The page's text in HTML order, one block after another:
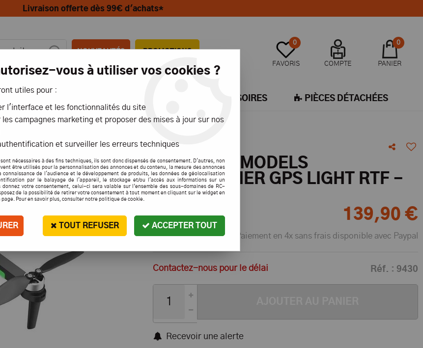
Livraison offerte dès 99€ d'achats*
NOUVEAUTÉS PROMOTIONS
0
FAVORIS COMPTE
0
PANIER
ACCESSOIRES PIÈCES DÉTACHÉES
RTF - 9430
Df-models
DRONE DF MODELS
SKYWATCHER GPS LIGHT RTF -
9430
139,90 €
Paiement en 4x sans frais disponible avec Paypal
Contactez-nous pour le délai Réf. : 9430
Recevoir une alerte
vous à utiliser vos cookies ?
utiles pour :
l'interface et les fonctionnalités du site
les campagnes marketing et proposer des mises à jour sur nos
et surveiller les erreurs techniques
nécessaires à des fins techniques, ils sont donc dispensés de consentement. D'autres, non
être utilisés pour la personnalisation des annonces et du contenu, la mesure des annonces
connaissance de l'audience et le développement de produits, les données de géolocalisation
par le balayage de l'appareil, le stockage et/ou l'accès aux informations sur un
donnez votre consentement, celui-ci sera valable sur l’ensemble des sous-domaines de RC-
de la possibilité de retirer votre consentement à tout moment en cliquant sur le widget en
page. Pour en savoir plus, consulter notre politique de cookie.
TOUT REFUSER ACCEPTER TOUT